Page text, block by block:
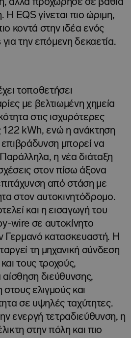
αλλά προχώρησε σε βαθιά
Η EQS γίνεται πιο ώριμη,
κοντά στην ιδέα ενός
την επόμενη δεκαετία.
τοποθετήσει
με βελτιωμένη χημεία
στις ισχυρότερες
122 kWh, ενώ η ανάκτηση
επιβράδυνση μπορεί να
η νέα διάταξη
στον πίσω άξονα
από στάση με
στον αυτοκινητόδρομο.
και η εισαγωγή του
wire σε αυτοκίνητο
Γερμανό κατασκευαστή. Η
τη μηχανική σύνδεση
τους τροχούς,
διεύθυνσης,
ελιγμούς και
σε υψηλές ταχύτητες.
ενεργή τετραδιεύθυνση, η
στην πόλη και πιο